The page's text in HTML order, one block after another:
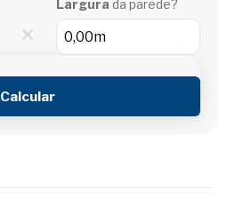
×
Largura da parede?
Calcular